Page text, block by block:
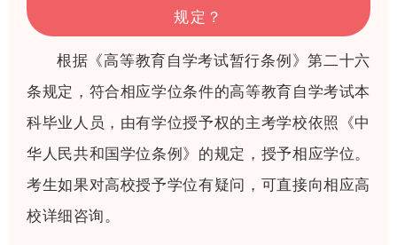
规定？
根据《高等教育自学考试暂行条例》第二十六
条规定，符合相应学位条件的高等教育自学考试本
科毕业人员，由有学位授予权的主考学校依照《中
华人民共和国学位条例》的规定，授予相应学位。
考生如果对高校授予学位有疑问，可直接向相应高
校详细咨询。